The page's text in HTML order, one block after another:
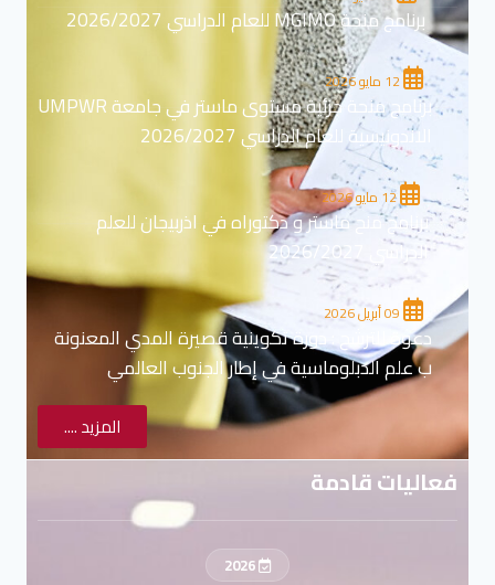
برنامج منحة MGIMO للعام الدراسي 2026/2027
12 مايو 2026
برنامج منحة جزئية مستوى ماستر في جامعة UMPWR
الاندونيسية للعام الدراسي 2026/2027
12 مايو 2026
برنامج منح ماستر و دكتوراه في اذربيجان للعلم
الدراسي 2026/2027
09 أبريل 2026
دعوة للترشح : دورة تكوينية قصيرة المدي المعنونة
ب علم الدبلوماسية في إطار الجنوب العالمي
المزيد ....
فعاليات قادمة